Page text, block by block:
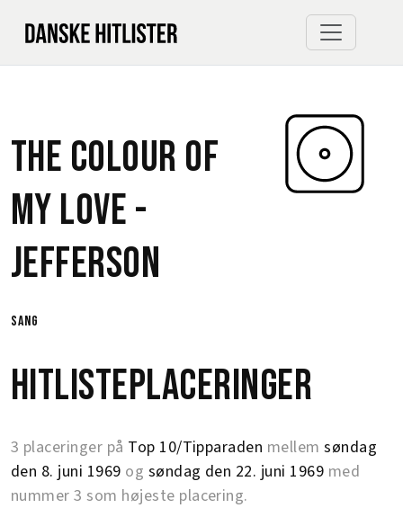
The Colour Of
My Love -
Jefferson
sang
Hitlisteplaceringer
3 placeringer på Top 10/Tipparaden mellemsøndag
den 8. juni 1969 og søndag den 22. juni 1969 med
nummer 3 som højeste placering.